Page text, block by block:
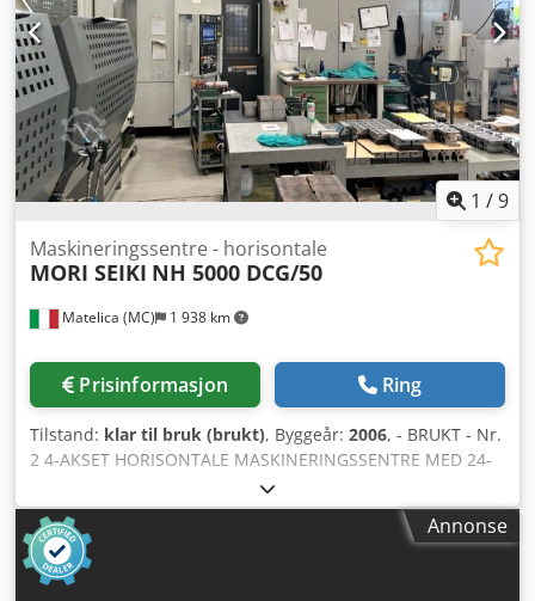
1 /9
Matelica (MC) 1 938 km
Maskineringssentre - horisontale
MORI SEIKI NH 5000 DCG/50
Prisinformasjon Ring
Tilstand: klar til bruk (brukt), Byggeår: 2006, - BRUKT - Nr.
2 4-AKSET HORISONTALE MASKINERINGSSENTRE MED 24-
POSISJONERS PALETTESYSTEM X-AKSE VANDRING: 730 mm
Y-AKSE VANDRING: 730 mm Z-AKSE VANDRING: 850 mm
AVSTAND SPINDELNORM-BORD: 100 - 830 mm
HURTIGGANG X-Y-Z: 50 m/min Dodpfjzh Rmzox Amhokr
SPINDEL: 8000 o/min; 22–30 kW; ISO 50 - BT PALETT:
Annonse